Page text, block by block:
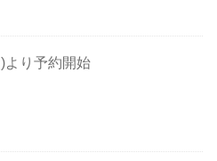
より予約開始